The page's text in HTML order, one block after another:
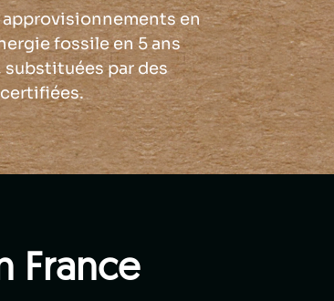
approvisionnements en
fossile en 5 ans
par des
France